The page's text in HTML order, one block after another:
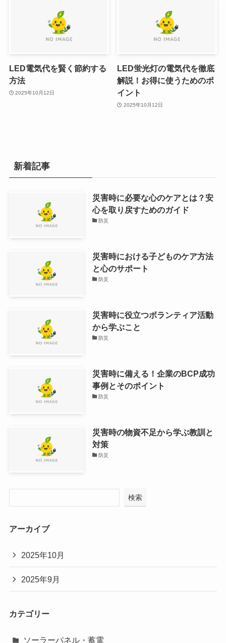
LED電気代を賢く節約する
方法
2025年10月12日
LED蛍光灯の電気代を徹底
解説！お得に使うためのポ
イント
2025年10月12日
新着記事
災害時に必要な心のケアとは？安
心を取り戻すためのガイド
防災
災害時における子どものケア方法
と心のサポート
防災
災害時に役立つボランティア活動
から学ぶこと
防災
災害時に備える！企業のBCP成功
事例とそのポイント
防災
災害時の物資不足から学ぶ教訓と
対策
防災
検索
アーカイブ
2025年10月
2025年9月
カテゴリー
ソーラーパネル・蓄電